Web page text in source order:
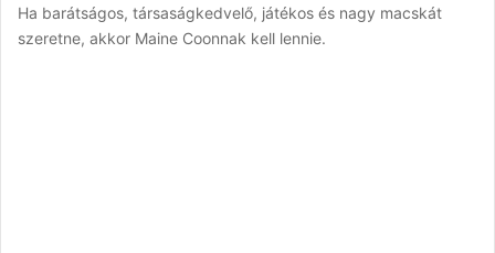
Ha barátságos, társaságkedvelő, játékos és nagy macskát
szeretne, akkor Maine Coonnak kell lennie.